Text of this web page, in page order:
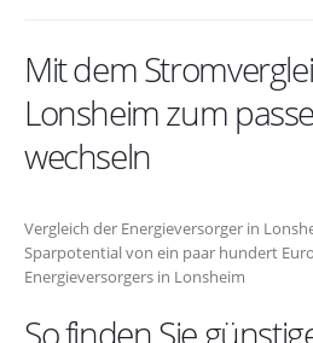
Mit dem
Lonsheim zum
wechseln
Vergleich der Energieversorger in
Sparpotential von ein paar hundert
Energieversorgers in Lonsheim
So finden Sie